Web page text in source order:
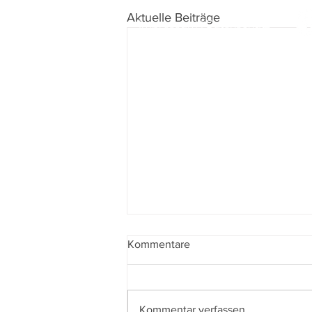
Aktuelle Beiträge
Kommentare
Kommentar verfassen...
Impressum IDatenschutz